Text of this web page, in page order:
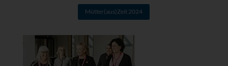
Mütter(aus)Zeit 2024